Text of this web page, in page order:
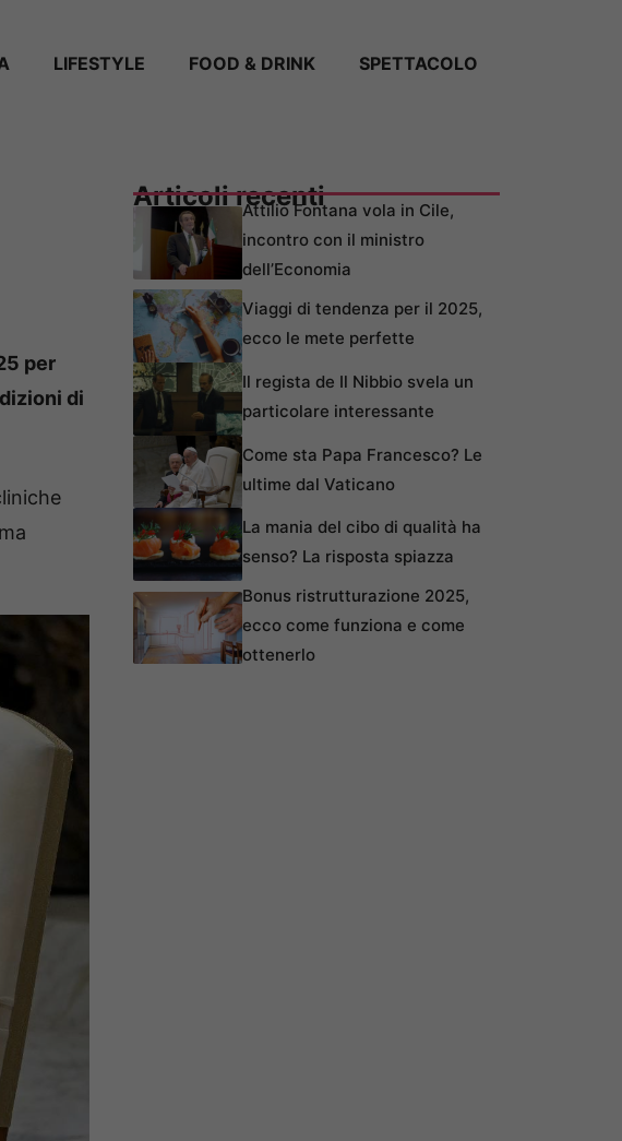
LIFESTYLE FOOD & DRINK SPETTACOLO
per
di
Articoli recentiAttilio Fontana vola in Cile,
incontro con il ministro
dell’Economia
Viaggi di tendenza per il 2025,
ecco le mete perfette
Il regista de Il Nibbio svela un
particolare interessante
Come sta Papa Francesco? Le
ultime dal Vaticano
La mania del cibo di qualità ha
senso? La risposta spiazza
Bonus ristrutturazione 2025,
ecco come funziona e come
ottenerlo